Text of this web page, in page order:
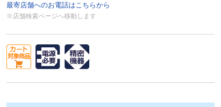
最寄店舗へのお電話はこちらから
※店舗検索ページへ移動します